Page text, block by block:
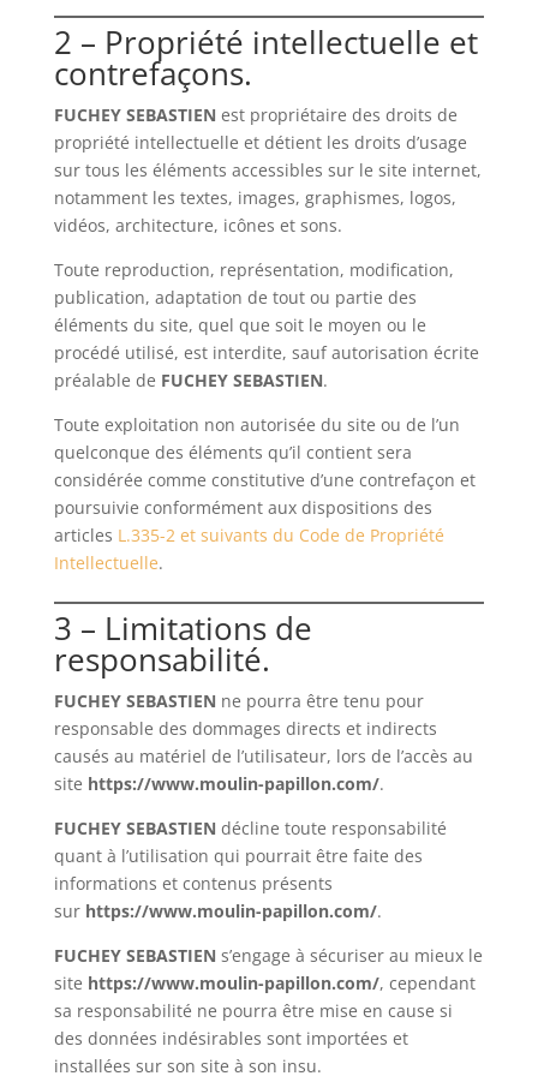
2 – Propriété intellectuelle et
contrefaçons.
FUCHEY SEBASTIEN est propriétaire des droits de
propriété intellectuelle et détient les droits d’usage
sur tous les éléments accessibles sur le site internet,
notamment les textes, images, graphismes, logos,
vidéos, architecture, icônes et sons.
Toute reproduction, représentation, modification,
publication, adaptation de tout ou partie des
éléments du site, quel que soit le moyen ou le
procédé utilisé, est interdite, sauf autorisation écrite
préalable de FUCHEY SEBASTIEN.
Toute exploitation non autorisée du site ou de l’un
quelconque des éléments qu’il contient sera
considérée comme constitutive d’une contrefaçon et
poursuivie conformément aux dispositions des
articles L.335-2 et suivants du Code de Propriété
Intellectuelle.
3 – Limitations de
responsabilité.
FUCHEY SEBASTIEN ne pourra être tenu pour
responsable des dommages directs et indirects
causés au matériel de l’utilisateur, lors de l’accès au
site https://www.moulin-papillon.com/.
FUCHEY SEBASTIEN décline toute responsabilité
quant à l’utilisation qui pourrait être faite des
informations et contenus présents
sur https://www.moulin-papillon.com/.
FUCHEY SEBASTIEN s’engage à sécuriser au mieux le
site https://www.moulin-papillon.com/, cependant
sa responsabilité ne pourra être mise en cause si
des données indésirables sont importées et
installées sur son site à son insu.